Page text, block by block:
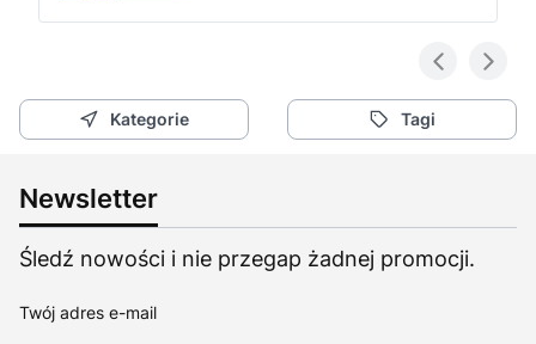
Kategorie Tagi
Newsletter
Śledź nowości i nie przegap żadnej promocji.
Twój adres e-mail